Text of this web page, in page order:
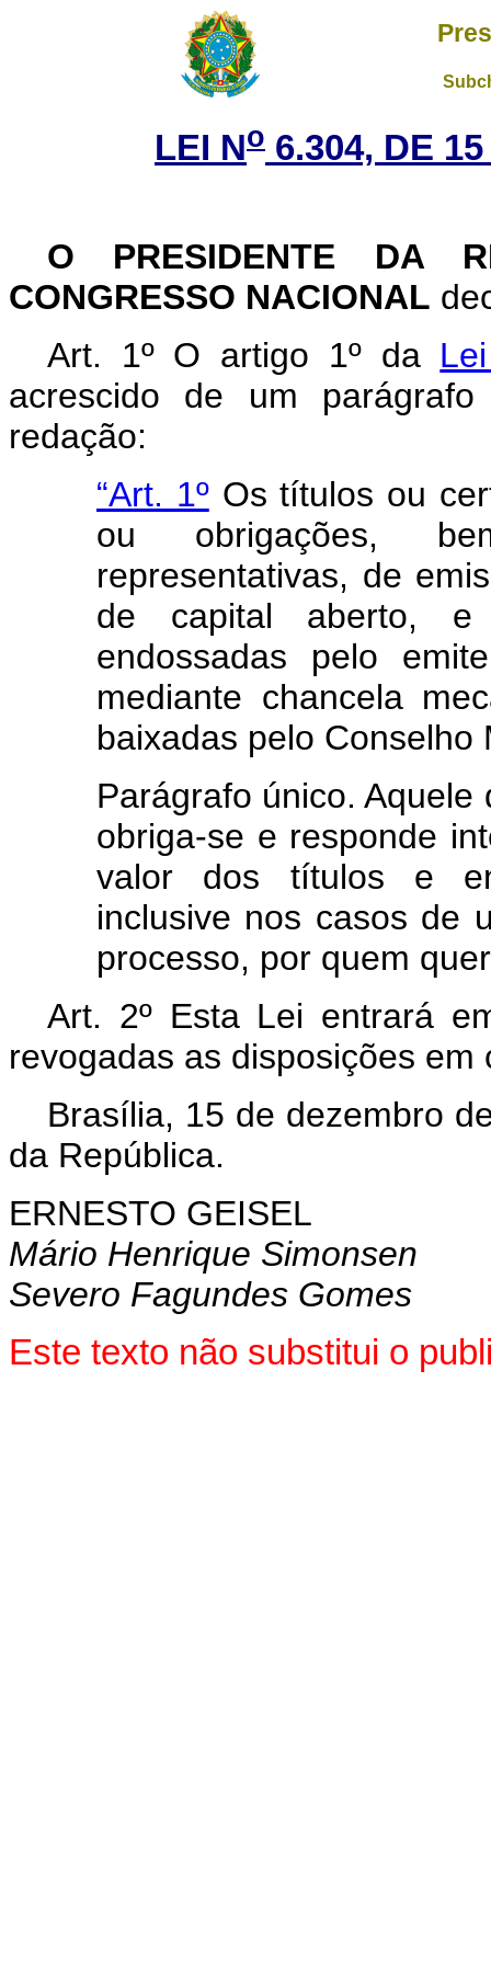
LEI No 6.304, DE
O PRESIDENTE DA
CONGRESSO NACIONAL
Art. 1º O artigo 1º da
acrescido de um
redação:
“Art. 1ºOs títulos ou
ou obrigações,
representativas, de
de capital aberto, e
endossadas pelo
mediante chancela
baixadas pelo Conselho
Parágrafo único.
obriga-se e responde
valor dos títulos e
inclusive nos casos de
processo, por quem
Art. 2º Esta Lei entrará
revogadas as disposições em
Brasília, 15 de dezembro
da República.
ERNESTO GEISEL
Mário Henrique Simonsen
Severo Fagundes Gomes
Este texto não substitui o